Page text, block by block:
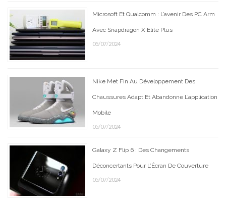
Microsoft Et Qualcomm : L’avenir Des PC Arm
Avec Snapdragon X Elite Plus
05/07/2024
Nike Met Fin Au Développement Des
Chaussures Adapt Et Abandonne L’application
Mobile
05/07/2024
Galaxy Z Flip 6 : Des Changements
Déconcertants Pour L’Écran De Couverture
05/07/2024